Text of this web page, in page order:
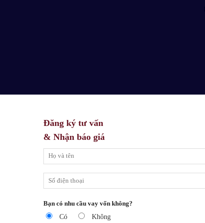
Đăng ký tư vấn
& Nhận báo giá
Bạn có nhu cầu vay vốn không?
Có Không